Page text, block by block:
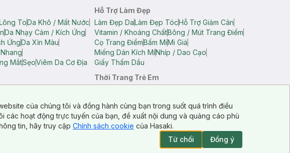
ToDa Khô / Mất Nước
Da Nhạy Cảm / Kích Ứng
ỨngDa Xỉn Màu
MắtSẹoViêm Da Cơ Địa
Hỗ Trợ Làm Đẹp
Làm Đẹp DaLàm Đẹp TócHỗ Trợ Giảm Cân
Vitamin / Khoáng ChấtBông / Mút Trang Điểm
Cọ Trang ĐiểmBấm MiMi Giả
Miếng Dán Kích MíNhíp / Dao Cạo
Giấy Thấm Dầu
Thời Trang Trẻ Em
của chúng tôi và đồng hành cùng bạn trong suốt quá trình điều
hoạt động trực tuyến của bạn, đề xuất nội dung và quảng cáo phù
tin, hãy truy cập Chính sách cookie của Hasaki.
Từ chối
Đồng ý